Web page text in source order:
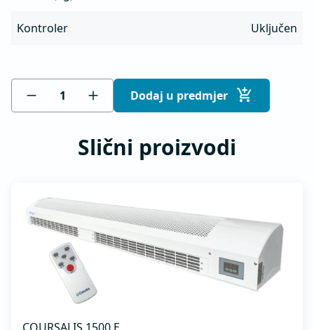
Kontroler Uključen
Dodaj u predmjer
Slični proizvodi
COURSALIS 1500 E